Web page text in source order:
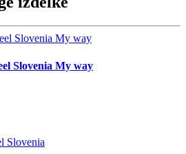
Slovenia My way